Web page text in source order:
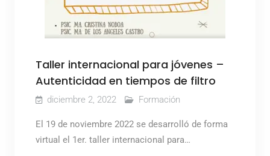
Taller internacional para jóvenes –
Autenticidad en tiempos de filtro
diciembre 2, 2022 Formación
El 19 de noviembre 2022 se desarrolló de forma
virtual el 1er. taller internacional para…